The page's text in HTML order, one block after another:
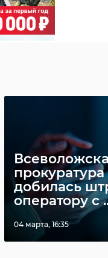
прокуратура
добилась
оператору с
04 марта, 16:35